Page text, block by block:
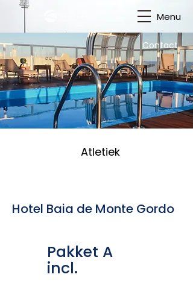
Menu
Contact
Atletiek
Hotel Baia de Monte Gordo
Pakket A
incl.